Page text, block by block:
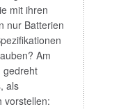
mit ihren
nur Batterien
Am
gedreht
als
vorstellen: